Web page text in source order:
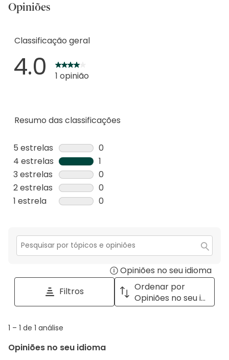
Opiniões
Resumo das classificações
5 estrelas estrelas
0
0
análise
com
5
4 estrelas estrelas
1
1
análise
com
3 estrelas estrelas
0
0
análise
estrelas.
2 estrelas estrelas
0
0
2
estrelas.
1 estrela estrelas
0
com
1
Classificação geral
4.0 1 opinião
Secção
Opiniões no seu idioma
a
with
Filtros
Ordenar por
Opiniões no seu idioma
1
1
1 – 1 de 1 análise
Opiniões no seu idioma